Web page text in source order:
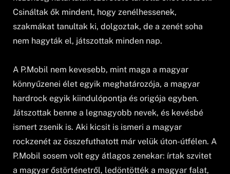
Csináltak ők mindent, hogy zenélhessenek,
szakmákat tanultak ki, dolgoztak, de a zenét soha
nem hagyták el, játszottak minden nap.
A P.Mobil nem kevesebb, mint maga a magyar
könnyűzenei élet egyik meghatározója, a magyar
hardrock egyik kiindulópontja és origója egyben.
Játszottak benne a legnagyobb nevek, és kevésbé
ismert zsenik is. Aki kicsit is ismeri a magyar
rockzenét az összefuthatott már velük úton-útfélen. A
P.Mobil sosem volt egy átlagos zenekar: írtak szvitet
a magyar őstörténetről, ledöntötték a magyar falat,